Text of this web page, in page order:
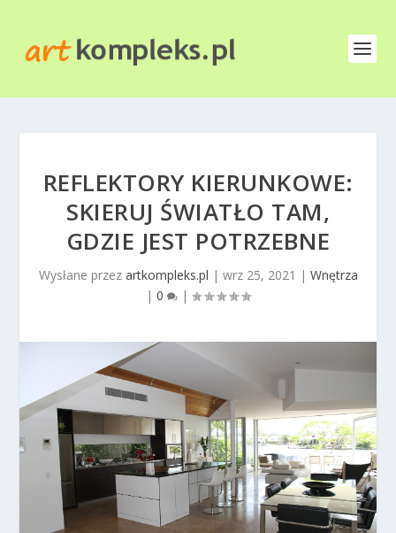
REFLEKTORY KIERUNKOWE:
SKIERUJ ŚWIATŁO TAM,
GDZIE JEST POTRZEBNE
Wysłane przez artkompleks.pl | wrz 25, 2021 | Wnętrza
| 0 |